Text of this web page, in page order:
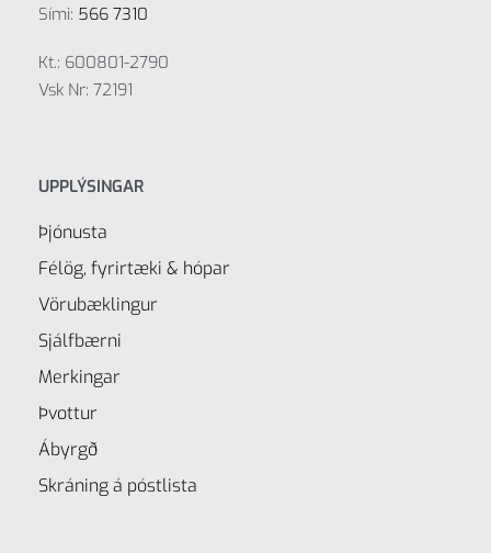
Sími: 566 7310
Kt.: 600801-2790
Vsk Nr: 72191
UPPLÝSINGAR
Þjónusta
Félög, fyrirtæki & hópar
Vörubæklingur
Sjálfbærni
Merkingar
Þvottur
Ábyrgð
Skráning á póstlista